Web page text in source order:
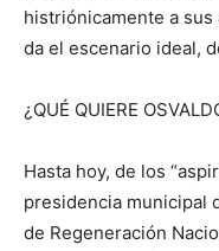
histriónicamente a
da el escenario ideal,
¿QUÉ QUIERE
Hasta hoy, de los
presidencia municipal
de Regeneración